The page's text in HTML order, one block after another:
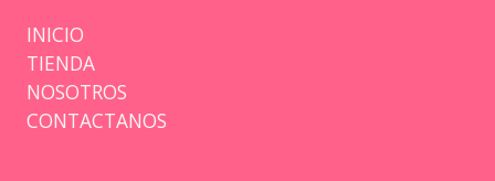
INICIO
TIENDA
NOSOTROS
CONTACTANOS